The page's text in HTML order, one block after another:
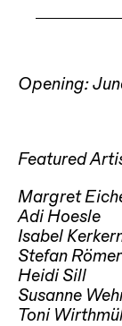
Opening:
Featured
Margret
Adi Hoesle
Isabel
Stefan Römer
Heidi Sill
Susanne
Toni